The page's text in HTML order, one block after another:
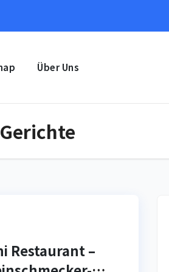
Über Uns
Restaurant –